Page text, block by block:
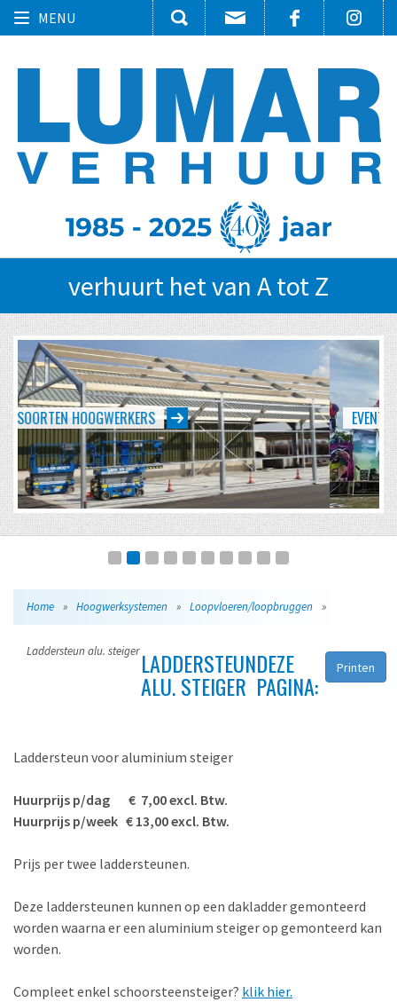
Toggle
MENU
verhuurt het van A tot Z
EVENTS VAN KLEIN TOT GROOT
Home » Hoogwerksystemen » Loopvloeren/loopbruggen »
Laddersteun alu. steiger LADDERSTEUN
ALU. STEIGER
DEZE
PAGINA:
Printen
Laddersteun voor aluminium steiger
Huurprijs p/dag € 7,00 excl. Btw.
Huurprijs p/week € 13,00 excl. Btw.
Prijs per twee laddersteunen.
Deze laddersteunen kunnen op een dakladder gemonteerd
worden waarna er een aluminium steiger op gemonteerd kan
worden.
Compleet enkel schoorsteensteiger? klik hier.